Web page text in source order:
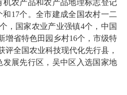
机农产品和农产品地理标志登记
和17个。全市建成全国农村一二
个，国家农业产业强镇4个，中国
增省特色田园乡村16个，市级特
评全国农业科技现代化先行县，
展先行区，吴中区入选国家地